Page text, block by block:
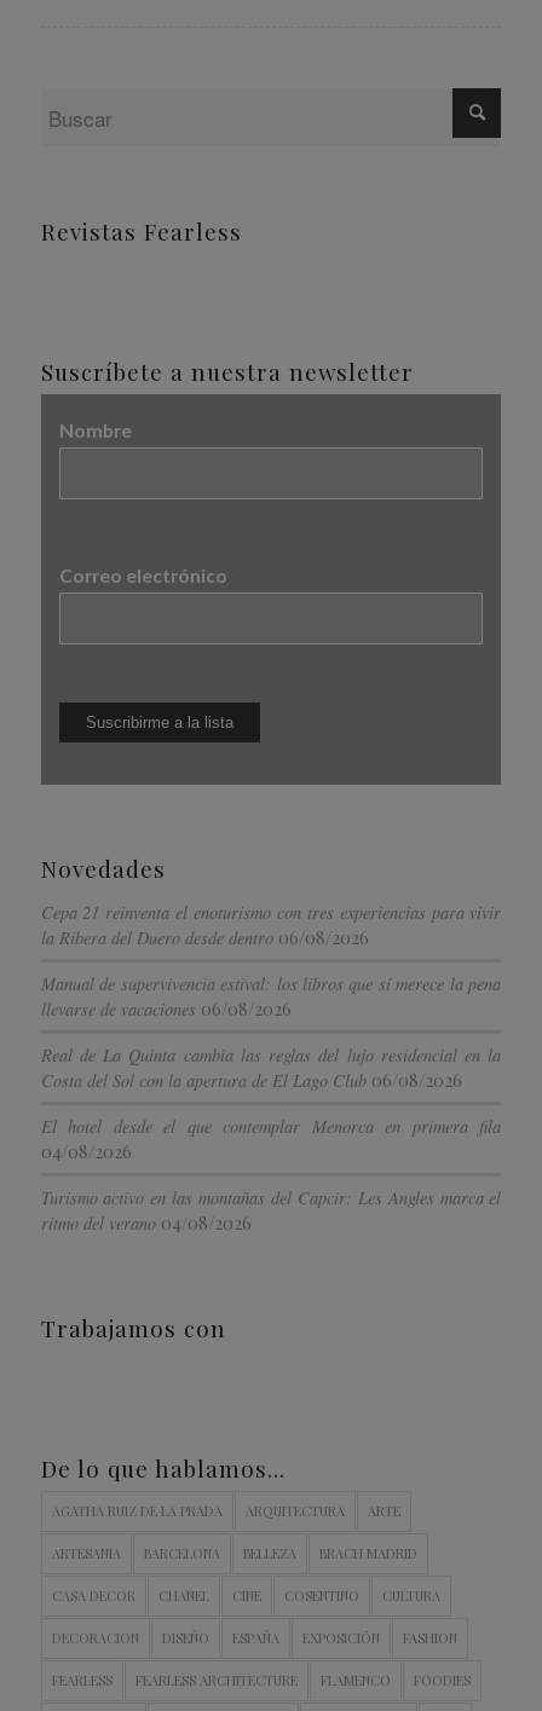
Revistas Fearless
Suscríbete a nuestra newsletter
Nombre
Correo electrónico
Novedades
Cepa 21 reinventa el enoturismo con tres experiencias para vivir
la Ribera del Duero desde dentro 06/08/2026
Manual de supervivencia estival: los libros que sí merece la pena
llevarse de vacaciones 06/08/2026
Real de La Quinta cambia las reglas del lujo residencial en la
Costa del Sol con la apertura de El Lago Club 06/08/2026
El hotel desde el que contemplar Menorca en primera fila
04/08/2026
Turismo activo en las montañas del Capcir: Les Angles marca el
ritmo del verano 04/08/2026
Trabajamos con
De lo que hablamos…
AGATHA RUIZ DE LA PRADA ARQUITECTURA ARTE
ARTESANIA BARCELONA BELLEZA BRACH MADRID
CASA DECOR CHANEL CINE COSENTINO CULTURA
DECORACION DISEÑO ESPAÑA EXPOSICIÓN FASHION
FEARLESS FEARLESS ARCHITECTURE FLAMENCO FOODIES